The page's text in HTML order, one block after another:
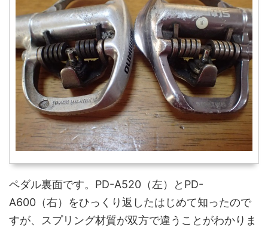
ペダル裏面です。PD-A520（左）とPD-
A600（右）をひっくり返したはじめて知ったので
すが、スプリング材質が双方で違うことがわかりま